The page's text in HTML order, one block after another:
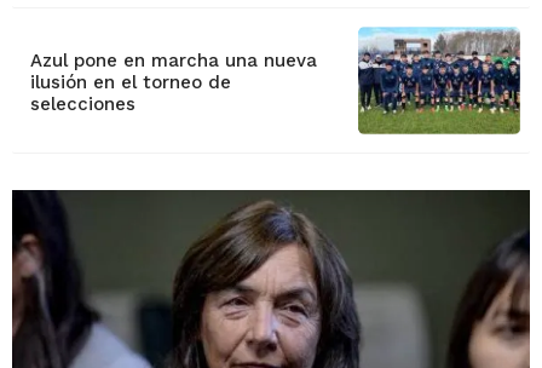
Azul pone en marcha una nueva
ilusión en el torneo de
selecciones